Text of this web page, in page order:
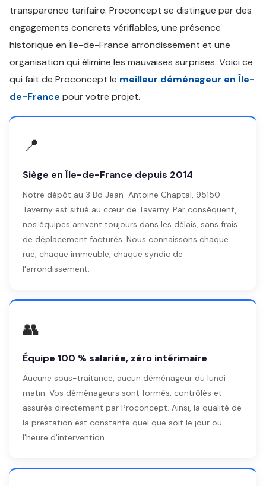
transparence tarifaire. Proconcept se distingue par des
engagements concrets vérifiables, une présence
historique en Île-de-France arrondissement et une
organisation qui élimine les mauvaises surprises. Voici ce
qui fait de Proconcept le meilleur déménageur en Île-
de-France pour votre projet.
📍
Siège en Île-de-France depuis 2014
Notre dépôt au 3 Bd Jean-Antoine Chaptal, 95150
Taverny est situé au cœur de Taverny. Par conséquent,
nos équipes arrivent toujours dans les délais, sans frais
de déplacement facturés. Nous connaissons chaque
rue, chaque immeuble, chaque syndic de
l'arrondissement.
👥
Équipe 100 % salariée, zéro intérimaire
Aucune sous-traitance, aucun déménageur du lundi
matin. Vos déménageurs sont formés, contrôlés et
assurés directement par Proconcept. Ainsi, la qualité de
la prestation est constante quel que soit le jour ou
l'heure d'intervention.